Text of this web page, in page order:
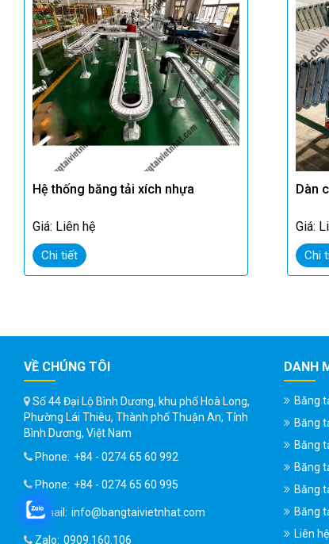
Hệ thống băng tải xích nhựa
Giá: Liên hệ
Chi tiết
Dàn
Giá:
Chi
VỀ CHÚNG TÔI
Số 44 Đại Lộ Bình Dương, khu phố Hoà Long,
Phường Lái Thiêu, Thành phố Thuận An, Tỉnh
Bình Dương, Việt Nam
Phone: +84 - 0274 65 60 992
Phone: +84 - 0274 65 60 995
Email: info@bangtaivietnhat.com
Zalo: 0909.160.106
DANH
Băng
Băng
Băng
Băng
Băng
Băng
Liên hệ